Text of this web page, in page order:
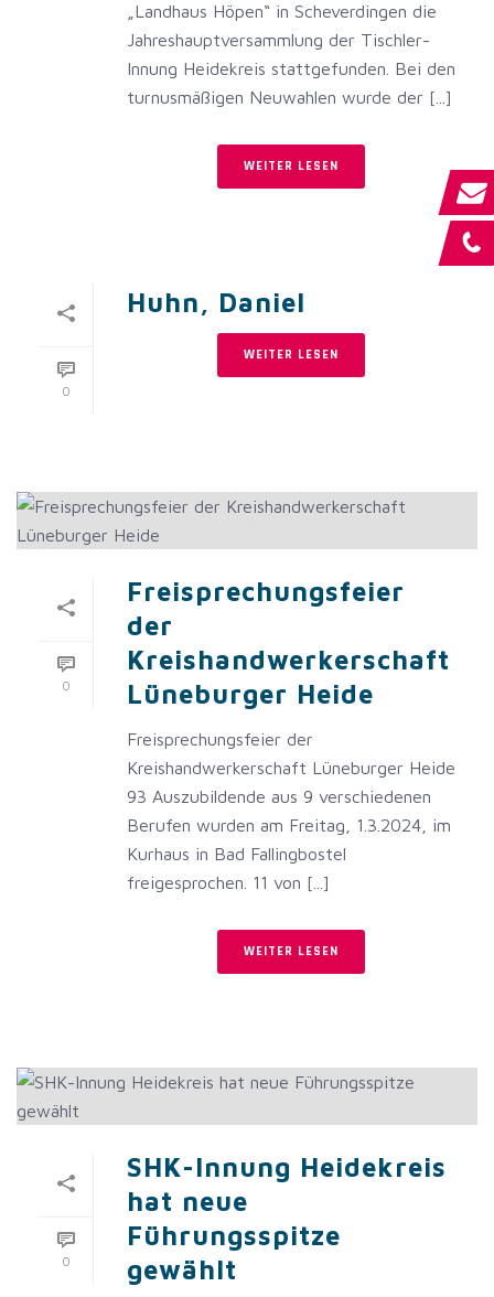
„Landhaus Höpen“ in Scheverdingen die
Jahreshauptversammlung der Tischler-
Innung Heidekreis stattgefunden. Bei den
turnusmäßigen Neuwahlen wurde der [...]
WEITER LESEN
0
Huhn, Daniel
WEITER LESEN
0
Freisprechungsfeier
der
Kreishandwerkerschaft
Lüneburger Heide
Freisprechungsfeier der
Kreishandwerkerschaft Lüneburger Heide
93 Auszubildende aus 9 verschiedenen
Berufen wurden am Freitag, 1.3.2024, im
Kurhaus in Bad Fallingbostel
freigesprochen. 11 von [...]
WEITER LESEN
0
SHK-Innung Heidekreis
hat neue
Führungsspitze
gewählt